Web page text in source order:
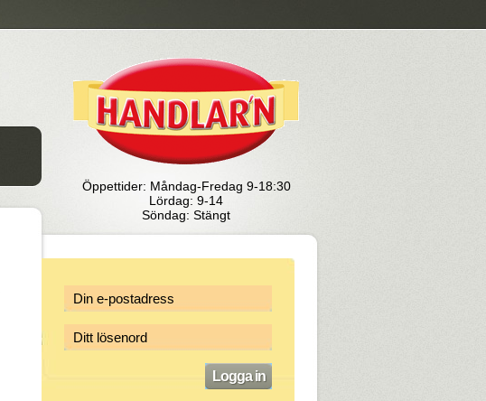
Öppettider: Måndag-Fredag 9-18:30
Lördag: 9-14
Söndag: Stängt